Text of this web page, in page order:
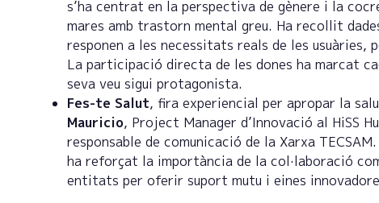
s’ha centrat en la perspectiva de gènere i la
mares amb trastorn mental greu. Ha recollit
responen a les necessitats reals de les usuàries,
La participació directa de les dones ha marcat
seva veu sigui protagonista.
Fes-te Salut, fira experiencial per apropar la
Mauricio, Project Manager d’Innovació al HiSS
responsable de comunicació de la Xarxa
ha reforçat la importància de la col·laboració
entitats per oferir suport mutu i eines